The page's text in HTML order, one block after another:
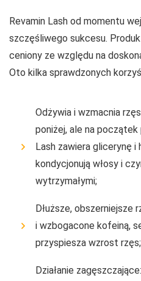
Revamin Lash od momentu
szczęśliwego sukcesu.
ceniony ze względu na
Oto kilka sprawdzonych
Odżywia i wzmacnia
poniżej, ale na początek
Lash zawiera glicerynę i
kondycjonują włosy i
wytrzymałymi;
Dłuższe, obszerniejsze
i wzbogacone kofeiną,
przyspiesza wzrost rzęs;
Działanie